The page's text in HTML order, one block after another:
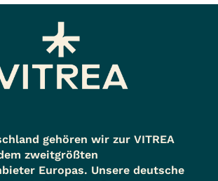
gehören wir zur VITREA
zweitgrößten
Europas. Unsere deutsche